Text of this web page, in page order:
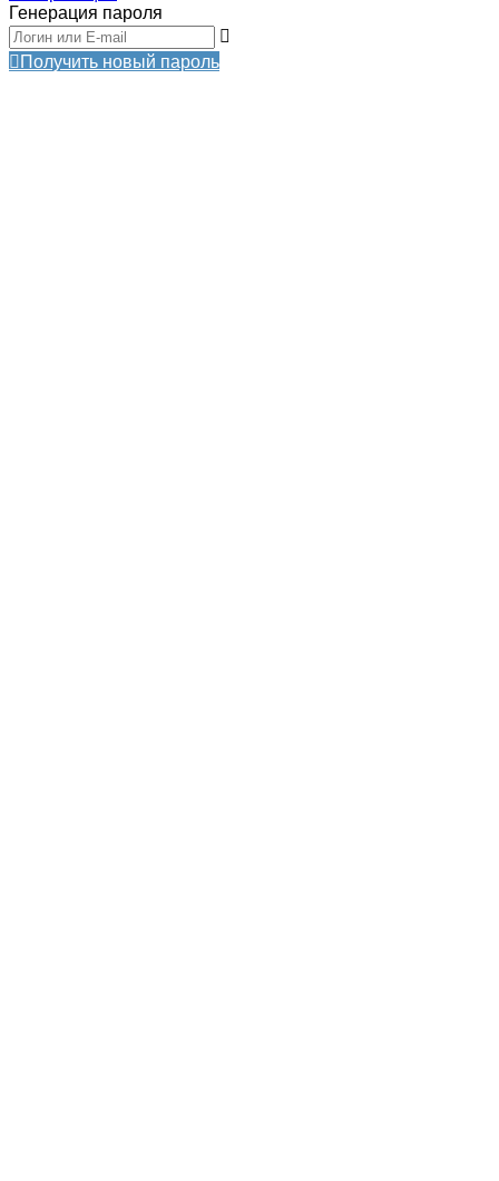
Генерация пароля
Получить новый пароль